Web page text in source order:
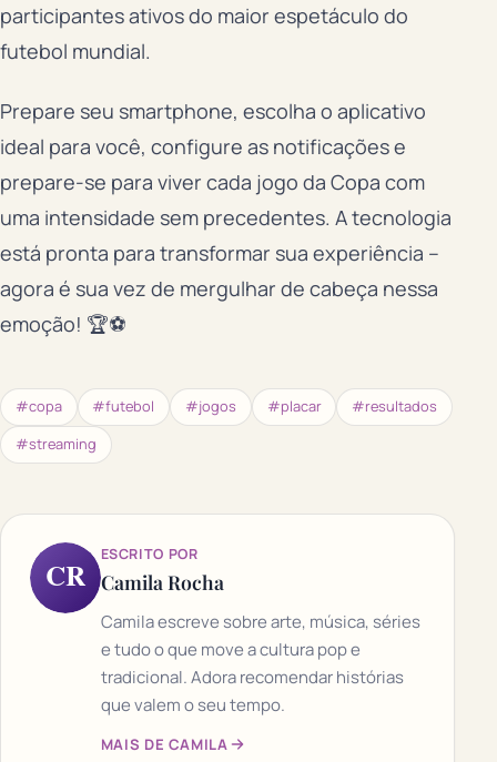
participantes ativos do maior espetáculo do
futebol mundial.
Prepare seu smartphone, escolha o aplicativo
ideal para você, configure as notificações e
prepare-se para viver cada jogo da Copa com
uma intensidade sem precedentes. A tecnologia
está pronta para transformar sua experiência –
agora é sua vez de mergulhar de cabeça nessa
emoção! 🏆⚽
#copa #futebol #jogos #placar
#resultados
#streaming
CR
ESCRITO POR
Camila Rocha
Camila escreve sobre arte, música, séries
e tudo o que move a cultura pop e
tradicional. Adora recomendar histórias
que valem o seu tempo.
MAIS DE CAMILA